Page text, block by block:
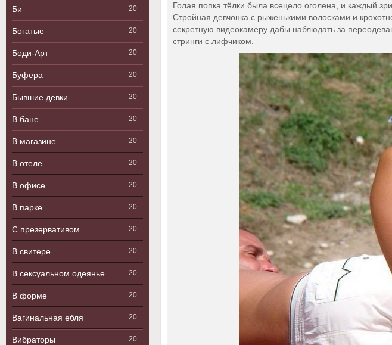
Би 20
Богатые 20
Боди-Арт 20
Буфера 20
Бывшие девки 20
В бане 20
В магазине 20
В отеле 20
В офисе 20
В парке 20
С презервативом 20
В свитере 20
В сексуальном одеянье 20
В форме 20
Вагинальная ебля 20
Вибраторы 20
Голая попка тёлки была всецело оголена, и каждый
Стройная девчонка с рыженькими волосками и
секретную видеокамеру дабы наблюдать за
стринги с лифчиком.